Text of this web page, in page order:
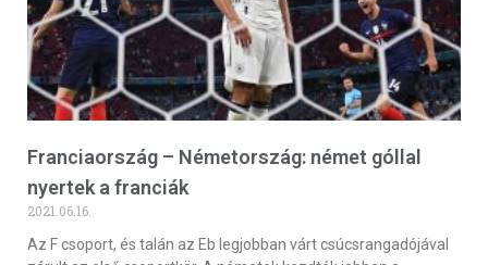
Franciaország – Németország: német góllal
nyertek a franciák
2021.06.16.
Az F csoport, és talán az Eb legjobban várt csúcsrangadójával